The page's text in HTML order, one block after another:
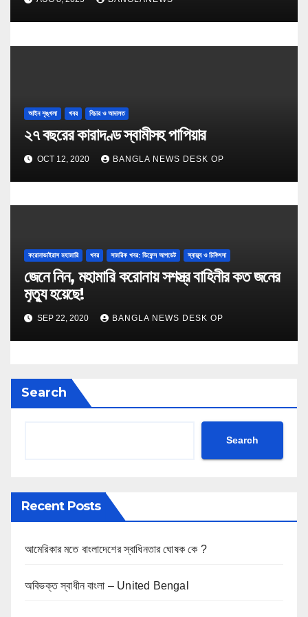
আইন শৃঙ্খলা খবর বিচার ও আদালত
২৭ বছরের কারাদণ্ড স্বামীসহ পাপিয়ার
OCT 12, 2020 BANGLA NEWS DESK OP
করোনাভাইরাস মহামারি খবর সামরিক খবর: ডিফেন্স আপডেট স্বাস্থ্য ও চিকিৎসা
জেনে নিন, মহামারি করোনায় সশস্ত্র বাহিনীর কত জনের
মৃত্যু হয়েছে!
SEP 22, 2020 BANGLA NEWS DESK OP
Search
Search
Recent Posts
আমেরিকার মতে বাংলাদেশের স্বাধিনতার ঘোষক কে ?
অবিভক্ত স্বাধীন বাংলা – United Bengal